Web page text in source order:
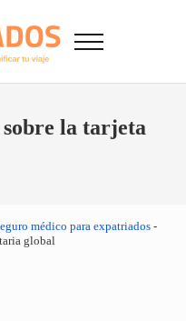
visados de viaje en
Menu
la tarjeta
médico para expatriados-
global